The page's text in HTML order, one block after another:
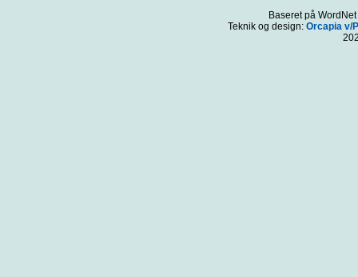
Baseret på
Teknik og design: Orcapia v/